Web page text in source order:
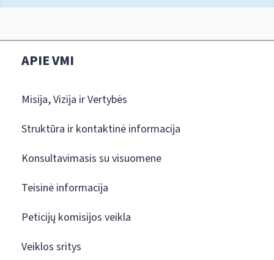
APIE VMI
Misija, Vizija ir Vertybės
Struktūra ir kontaktinė informacija
Konsultavimasis su visuomene
Teisinė informacija
Peticijų komisijos veikla
Veiklos sritys